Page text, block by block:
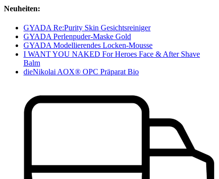
Neuheiten:
GYADA Re:Purity Skin Gesichtsreiniger
GYADA Perlenpuder-Maske Gold
GYADA Modellierendes Locken-Mousse
I WANT YOU NAKED For Heroes Face & After Shave
Balm
dieNikolai AOX® OPC Präparat Bio